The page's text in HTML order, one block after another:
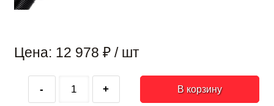
Цена: 12 978 ₽ / шт
- + В корзину